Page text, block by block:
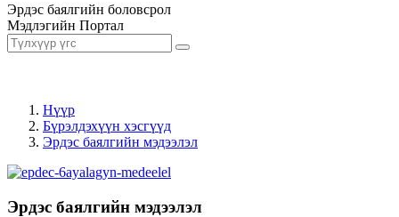
Эрдэс баялгийн боловсрол
Мэдлэгийн Портал
Нүүр
Бүрэлдэхүүн хэсгүүд
Эрдэс баялгийн мэдээлэл
Эрдэс баялгийн мэдээлэл